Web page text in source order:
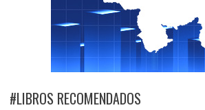
#LIBROS RECOMENDADOS